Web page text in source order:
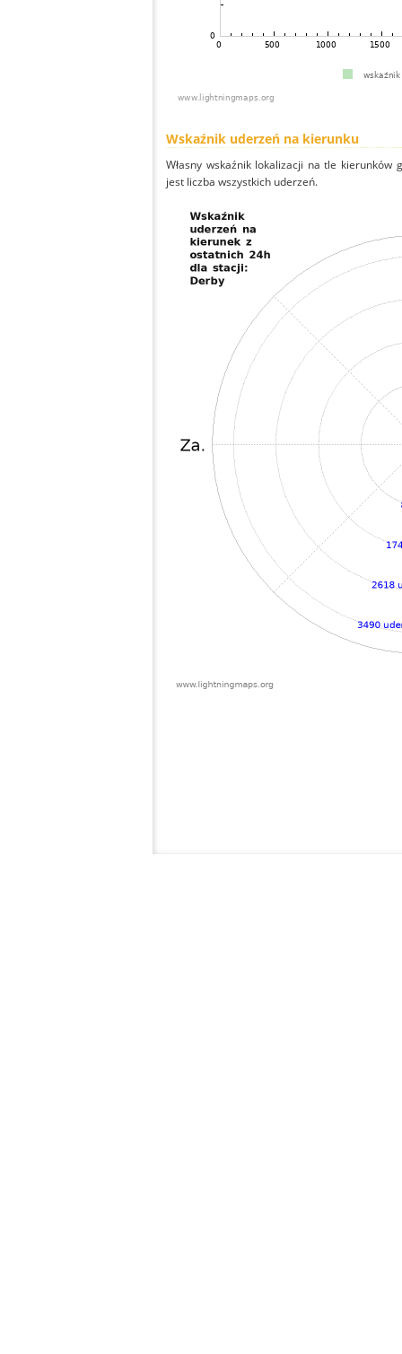
Wskaźnik uderzeń na kierunku
Własny wskaźnik lokalizacji na tle
jest liczba wszystkich uderzeń.